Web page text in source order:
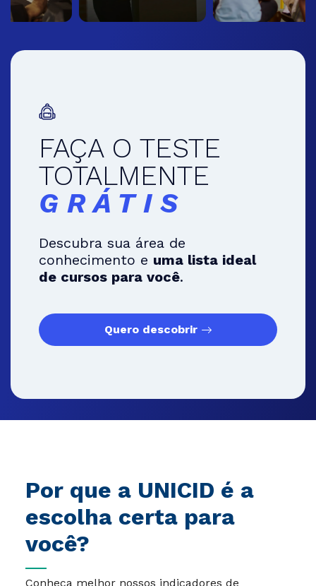
FAÇA O TESTE
TOTALMENTE
GRÁTIS
Descubra sua área de
conhecimento e uma lista ideal
de cursos para você.
Quero descobrir
Por que a UNICID é a
escolha certa para
você?
Conheça melhor nossos indicadores de